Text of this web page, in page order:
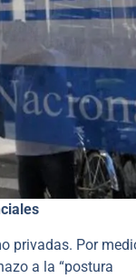
privadas. Por
a la “postura